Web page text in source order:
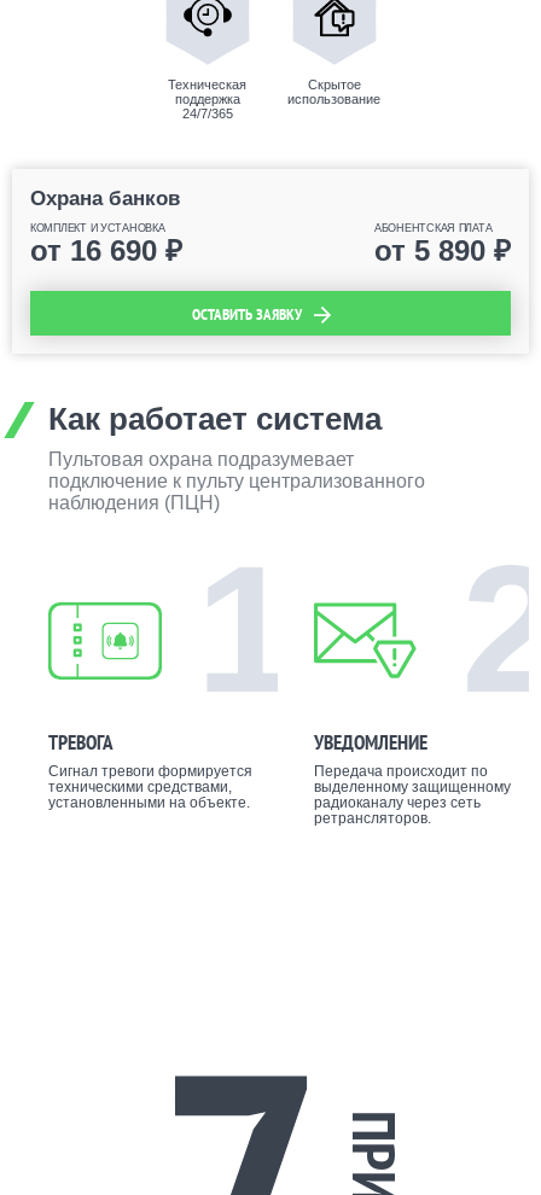
Техническая
поддержка
24/7/365
Скрытое
использование
Охрана банков
КОМПЛЕКТ И УСТАНОВКА
от 16 690 ₽
АБОНЕНТСКАЯ ПЛАТА
от 5 890 ₽
ОСТАВИТЬ ЗАЯВКУ
Как работает система
Пультовая охрана подразумевает
подключение к пульту централизованного
наблюдения (ПЦН)
1
ТРЕВОГА
Сигнал тревоги формируется
техническими средствами,
установленными на объекте.
УВЕДОМЛЕНИЕ
Передача происходит по
выделенному защищенному
радиоканалу через сеть
ретрансляторов.